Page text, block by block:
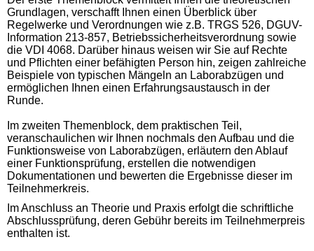
Grundlagen, verschafft Ihnen einen Überblick über
Regelwerke und Verordnungen wie z.B. TRGS 526, DGUV-
Information 213-857, Betriebssicherheitsverordnung sowie
die VDI 4068. Darüber hinaus weisen wir Sie auf Rechte
und Pflichten einer befähigten Person hin, zeigen zahlreiche
Beispiele von typischen Mängeln an Laborabzügen und
ermöglichen Ihnen einen Erfahrungsaustausch in der
Runde.
Im zweiten Themenblock, dem praktischen Teil,
veranschaulichen wir Ihnen nochmals den Aufbau und die
Funktionsweise von Laborabzügen, erläutern den Ablauf
einer Funktionsprüfung, erstellen die notwendigen
Dokumentationen und bewerten die Ergebnisse dieser im
Teilnehmerkreis.
Im Anschluss an Theorie und Praxis erfolgt die schriftliche
Abschlussprüfung, deren Gebühr bereits im Teilnehmerpreis
enthalten ist.